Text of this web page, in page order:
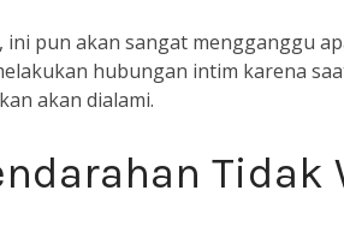
ini pun akan sangat mengganggu
hubungan intim karena
akan dialami.
Tidak